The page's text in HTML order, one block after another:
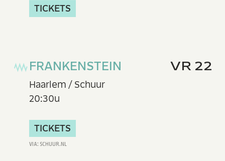
TICKETS
VR 22
FRANKENSTEIN
Haarlem / Schuur
20:30u
TICKETS